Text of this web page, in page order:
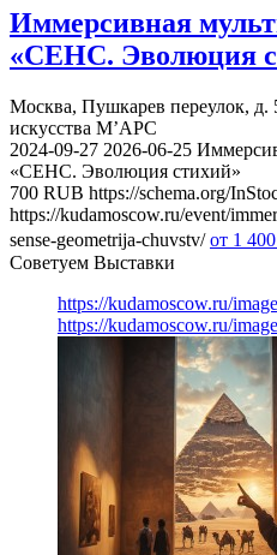
Иммерсивная
«СЕНС. Эволюция
Москва, Пушкарев переулок, д.
искусства М’АРС
2024-09-27 2026-06-25
«СЕНС. Эволюция стихий»
700 RUB https://schema.org/
https://kudamoscow.ru/event/
sense-geometrija-chuvstv/ от 1 400
Советуем Выставки
https://kudamoscow.ru/
https://kudamoscow.ru/